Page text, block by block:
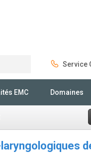
Service
EMC Domaines